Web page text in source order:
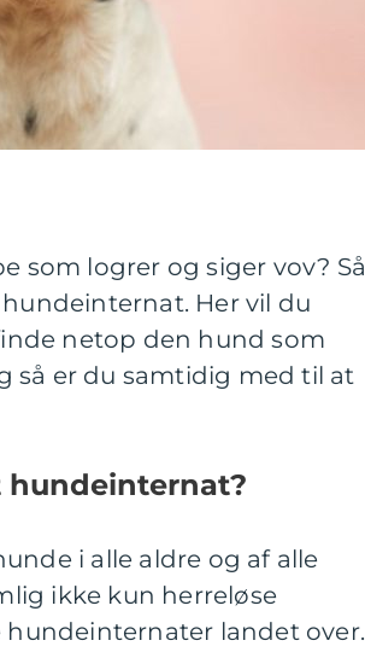
som logrer og siger vov? Så
Her vil du
netop den hund som
så er du samtidig med til at
hundeinternat?
i alle aldre og af alle
ikke kun herreløse
landet over.